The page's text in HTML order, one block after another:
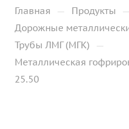
Главная — Продукты —
Дорожные
Трубы ЛМГ (МГК) —
Металлическая
25.50